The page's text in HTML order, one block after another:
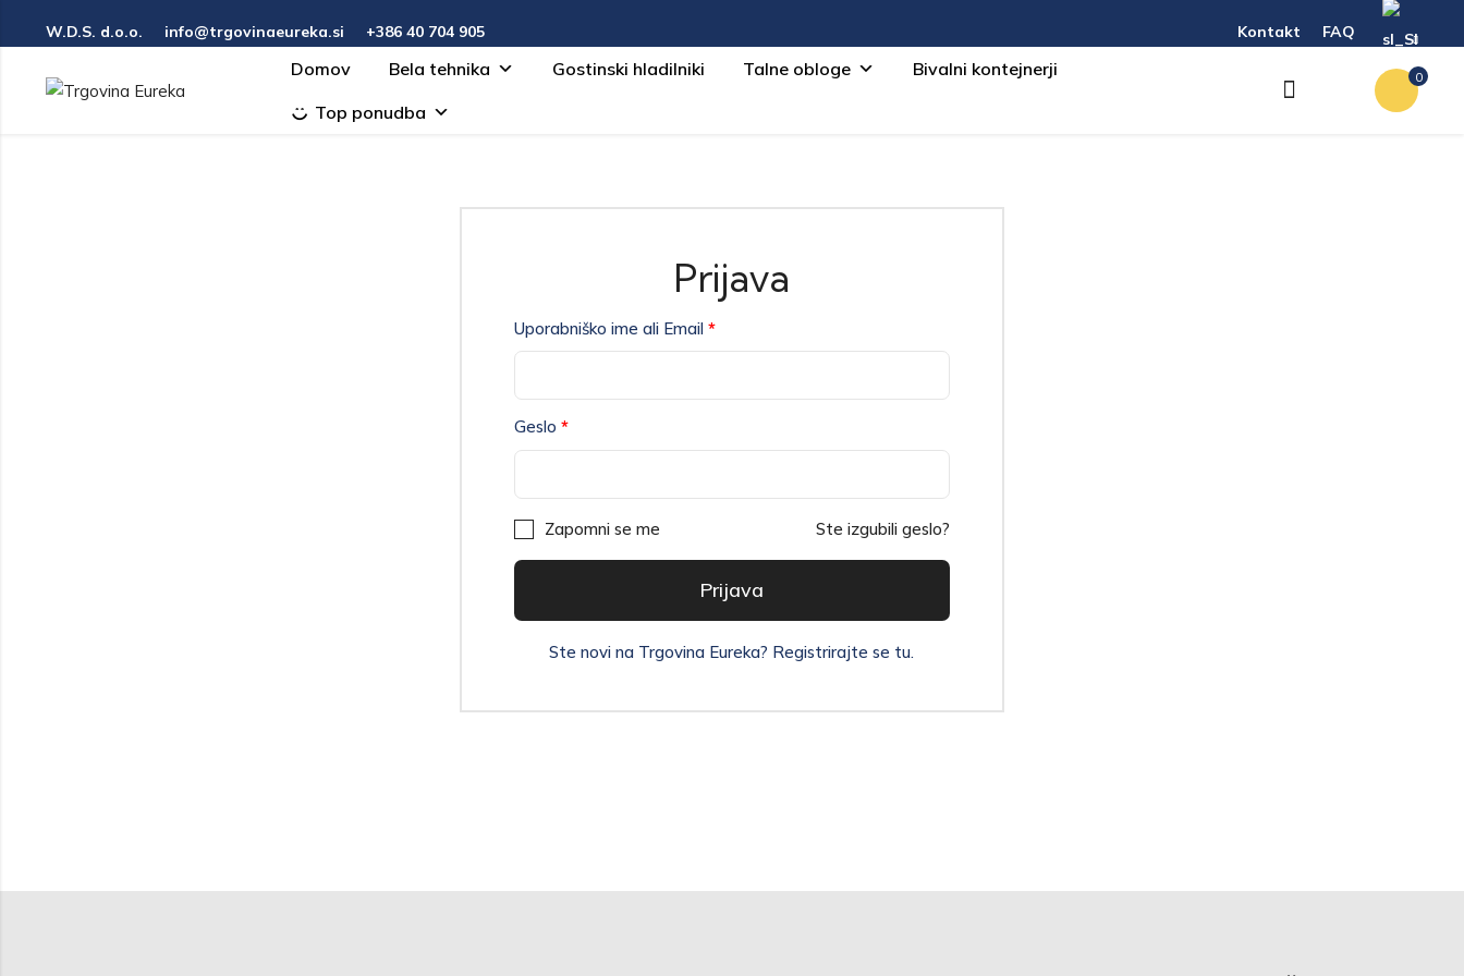
W.D.S. d.o.o. info@trgovinaeureka.si +386 40 704 905‬ Kontakt FAQ
Domov Bela tehnika Gostinski hladilniki Talne obloge
Bivalni kontejnerji
Top ponudba
0
Prijava
Uporabniško ime ali Email *
Geslo *
Zapomni se me Ste izgubili geslo?
Prijava
Ste novi na Trgovina Eureka? Registrirajte se tu.